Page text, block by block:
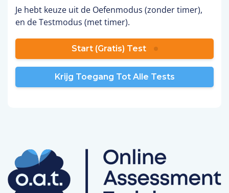
Je hebt keuze uit de Oefenmodus (zonder timer),
en de Testmodus (met timer).
Start (gratis) Test
Krijg Toegang Tot Alle Tests